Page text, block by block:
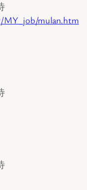
MY_job/mulan.htm